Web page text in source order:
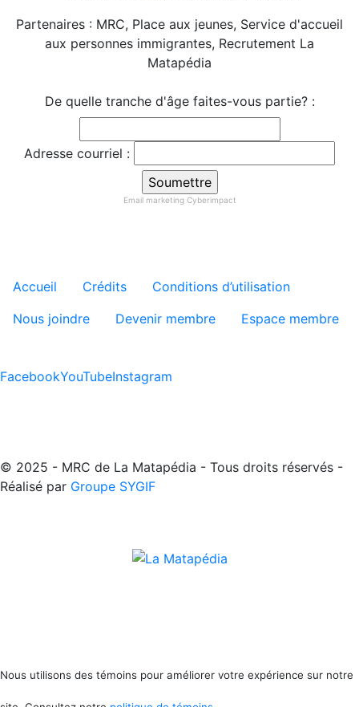
Partenaires : MRC, Place aux jeunes, Service d'accueil
aux personnes immigrantes, Recrutement La
Matapédia
De quelle tranche d'âge faites-vous partie? :
Adresse courriel :
Email marketing Cyberimpact
Menu tertiaire de pied de
Accueil Crédits
Conditions d’utilisation
Nous joindre
Devenir membre Espace membre
FacebookYouTubeInstagram
© 2025 - MRC de La Matapédia - Tous droits réservés -
Réalisé par Groupe SYGIF
Nous utilisons des témoins pour améliorer votre expérience sur notre